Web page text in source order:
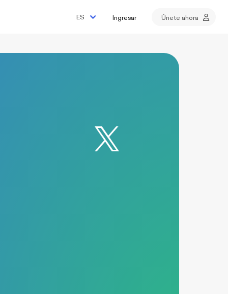
Ingresar Únete ahora